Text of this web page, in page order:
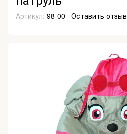
Артикул: 98-00 Оставить отзыв